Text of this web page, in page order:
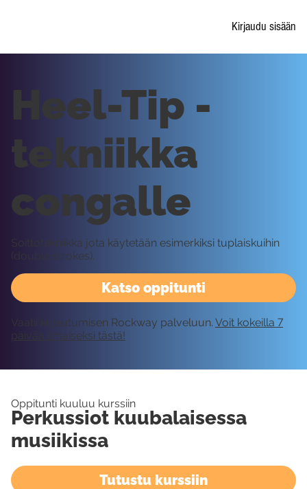
Kirjaudu sisään
Katso oppitunti
Heel-Tip -
tekniikka
congalle
Soittotekniikka jota käytetään esimerkiksi tuplaiskuihin
(double strokes).
Vaatii kirjautumisen Rockway palveluun. Voit kokeilla 7
päivää ilmaiseksi tästä!
Oppitunti kuuluu kurssiin
Perkussiot kuubalaisessa
musiikissa
Tutustu kurssiin